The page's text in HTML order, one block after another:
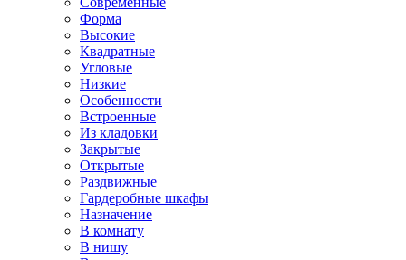
Форма
Высокие
Квадратные
Угловые
Низкие
Особенности
Встроенные
Из кладовки
Закрытые
Открытые
Раздвижные
Гардеробные шкафы
Назначение
В комнату
В нишу